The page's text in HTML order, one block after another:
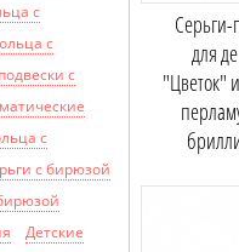
с
с
с
с
с бирюзой
Детские
Серьги-
для
"Цветок"